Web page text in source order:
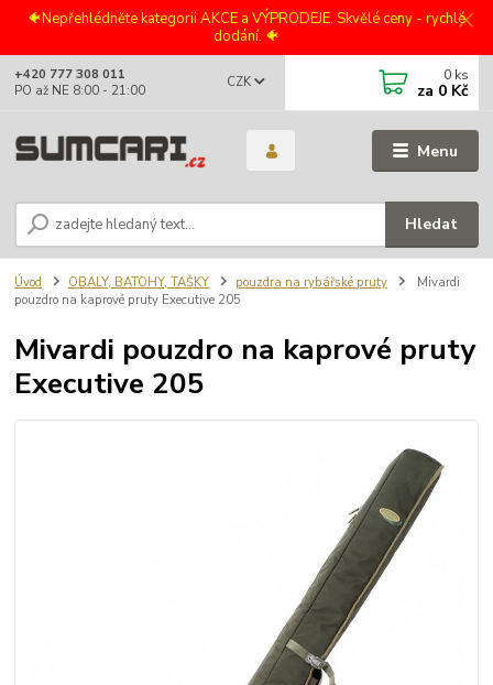
🐠Nepřehlédněte kategorii AKCE a VÝPRODEJE. Skvělé ceny - rychlé
dodání. 🐠
Menu
CZK
Hledat
+420 777 308 011
PO až NE 8:00 - 21:00
0 ks
za 0 Kč
Úvod OBALY, BATOHY, TAŠKY pouzdra na rybářské pruty
Mivardi
pouzdro na kaprové pruty Executive 205
Mivardi pouzdro na kaprové pruty
Executive 205